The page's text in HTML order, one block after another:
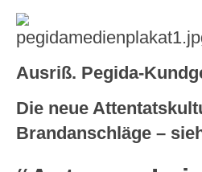
Ausriß. Pegida-
Die neue
Brandanschläge –